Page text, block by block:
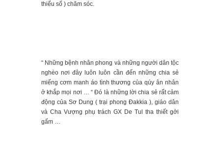
thiểu số ) chăm sóc.
“ Những bệnh nhân phong và những người dân tộc
nghèo nơi đây luôn luôn cần đến những chia sẻ
miếng cơm manh áo tình thương của qúy ân nhân
ở khắp mọi nơi … “ Đó là những lời chia sẻ rất cảm
động của Sơ Dung ( trại phong Đakkia ), giáo dân
và Cha Vượng phụ trách GX De Tul tha thiết gởi
gấm …